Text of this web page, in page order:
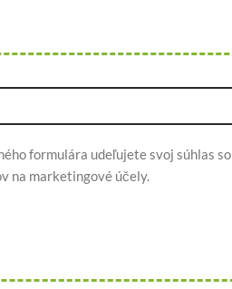
formulára udeľujete svoj súhlas so
na marketingové účely.